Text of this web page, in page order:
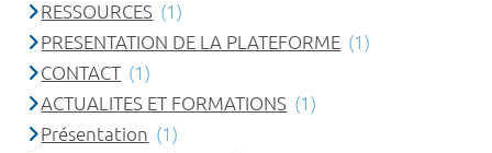
RESSOURCES (1)
PRESENTATION DE LA PLATEFORME (1)
CONTACT (1)
ACTUALITES ET FORMATIONS (1)
Présentation (1)